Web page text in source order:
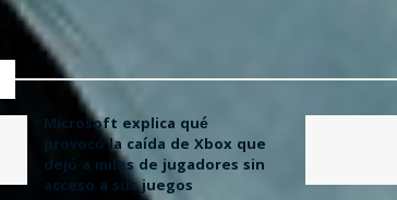
Microsoft explica qué
provocó la caída de Xbox que
dejó a miles de jugadores sin
acceso a sus juegos